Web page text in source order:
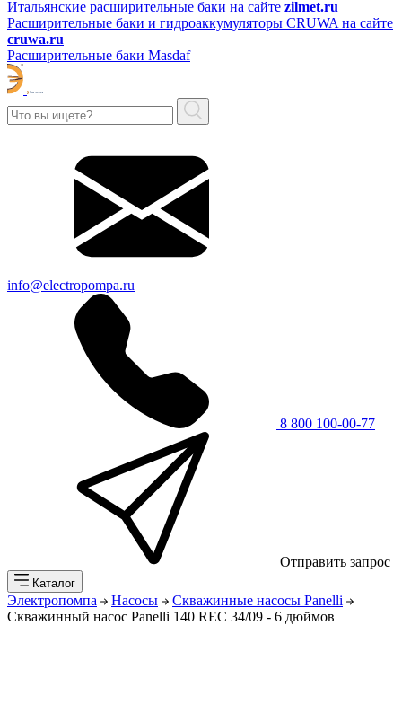
Итальянские расширительные баки на сайте zilmet.ru
Расширительные баки и гидроаккумуляторы CRUWA на сайте
cruwa.ru
Расширительные баки Masdaf
info@electropompa.ru
8 800 100-00-77
Отправить запрос
Каталог
Электропомпа Насосы
Скважинные насосы Panelli
Скважинный насос Panelli 140 REC 34/09 - 6 дюймов